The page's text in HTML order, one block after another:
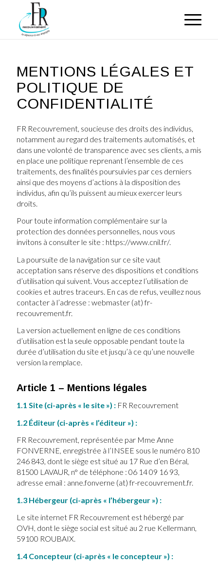
MENTIONS LÉGALES ET
POLITIQUE DE
CONFIDENTIALITÉ
FR Recouvrement, soucieuse des droits des individus,
notamment au regard des traitements automatisés, et
dans une volonté de transparence avec ses clients, a mis
en place une politique reprenant l’ensemble de ces
traitements, des finalités poursuivies par ces derniers
ainsi que des moyens d’actions à la disposition des
individus, afin qu’ils puissent au mieux exercer leurs
droits.
Pour toute information complémentaire sur la
protection des données personnelles, nous vous
invitons à consulter le site : https://www.cnil.fr/.
La poursuite de la navigation sur ce site vaut
acceptation sans réserve des dispositions et conditions
d’utilisation qui suivent. Vous acceptez l’utilisation de
cookies et autres traceurs. En cas de refus, veuillez nous
contacter à l’adresse : webmaster (at) fr-
recouvrement.fr.
La version actuellement en ligne de ces conditions
d’utilisation est la seule opposable pendant toute la
durée d’utilisation du site et jusqu’à ce qu’une nouvelle
version la remplace.
Article 1 – Mentions légales
1.1 Site (ci-après « le site ») :FR Recouvrement
1.2 Éditeur (ci-après « l’éditeur ») :
FR Recouvrement, représentée par Mme Anne
FONVERNE, enregistrée à l’INSEE sous le numéro 810
246 843, dont le siège est situé au 17 Rue d’en Béral,
81500 LAVAUR, n° de téléphone : 06 14 09 16 93,
adresse email : anne.fonverne (at) fr-recouvrement.fr.
1.3 Hébergeur (ci-après « l’hébergeur ») :
Le site internet FR Recouvrement est hébergé par
OVH, dont le siège social est situé au 2 rue Kellermann,
59100 ROUBAIX.
1.4 Concepteur (ci-après « le concepteur ») :